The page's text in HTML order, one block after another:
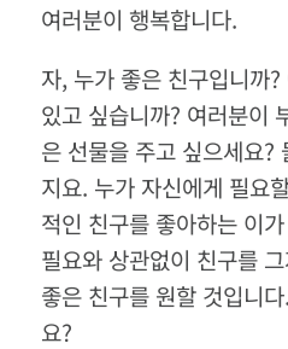
여러분이 행복합니다.
자, 누가 좋은 친구입니까?
있고 싶습니까? 여러분이
은 선물을 주고 싶으세요?
지요. 누가 자신에게 필요
적인 친구를 좋아하는 이
필요와 상관없이 친구를
좋은 친구를 원할 것입니다.
요?